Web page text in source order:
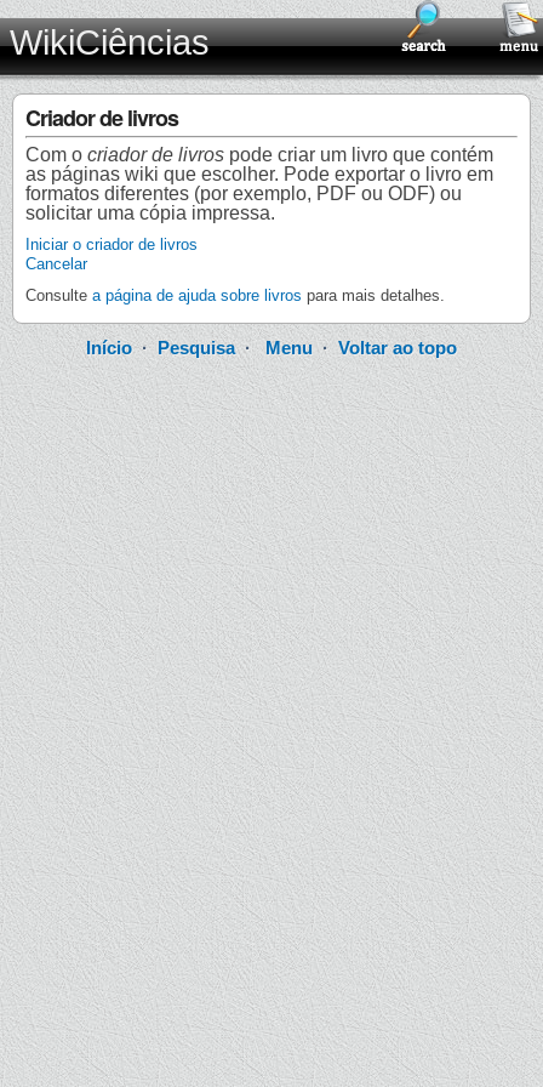
WikiCiências
Criador de livros
Com o criador de livros pode criar um livro que contém
as páginas wiki que escolher. Pode exportar o livro em
formatos diferentes (por exemplo, PDF ou ODF) ou
solicitar uma cópia impressa.
Iniciar o criador de livros
Cancelar
Consulte a página de ajuda sobre livros para mais detalhes.
Início· Pesquisa·Menu · Voltar ao topo